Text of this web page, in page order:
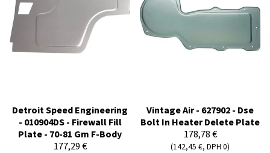
Detroit Speed Engineering
- 010904DS - Firewall Fill
Plate - 70-81 Gm F-Body
177,29 €
Vintage Air - 627902 - Dse
Bolt In Heater Delete Plate
178,78 €
(142,45 €, DPH 0)